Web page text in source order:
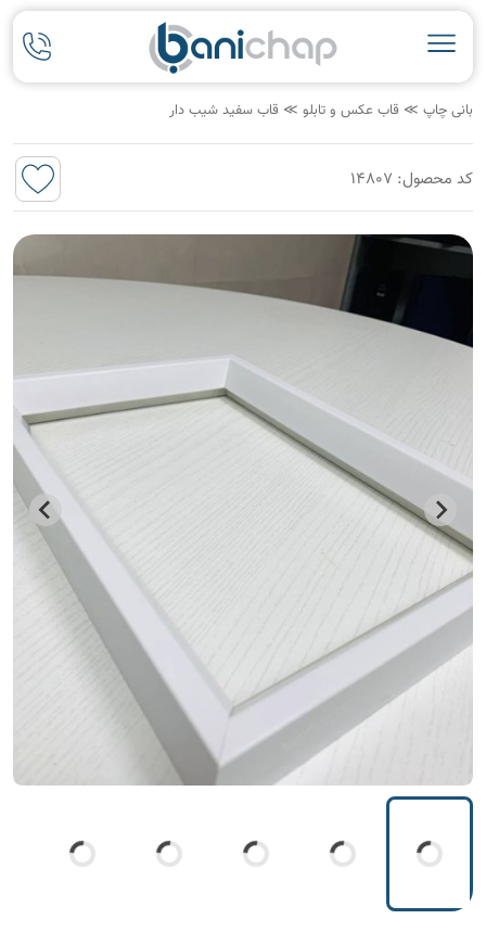
بانی چاپ ≫ قاب عکس و تابلو ≫ قاب سفید شیب دار
کد محصول: 14807